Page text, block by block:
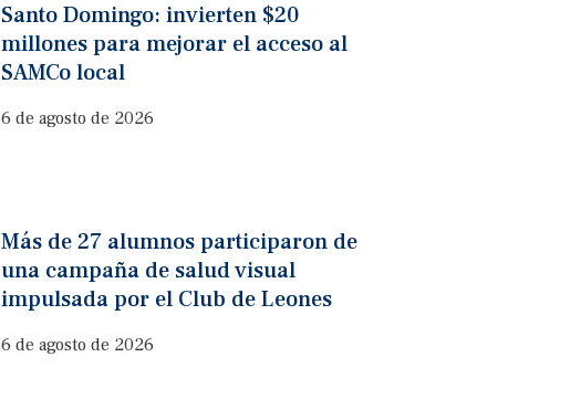
Santo Domingo: invierten $20
millones para mejorar el acceso al
SAMCo local
6 de agosto de 2026
Más de 27 alumnos participaron de
una campaña de salud visual
impulsada por el Club de Leones
6 de agosto de 2026